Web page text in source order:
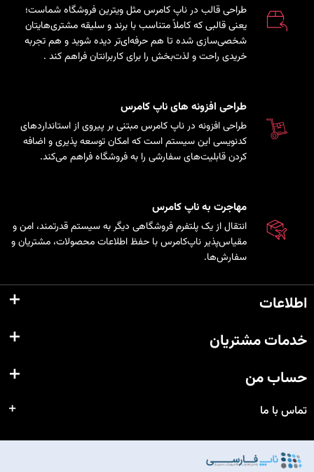
طراحی قالب در ناپ کامرس مثل ویترین فروشگاه شماست؛
یعنی قالبی که کاملاً متناسب با برند و سلیقه مشتری‌هایتان
شخصی‌سازی شده تا هم حرفه‌ای‌تر دیده شوید و هم تجربه
خریدی راحت و لذت‌بخش را برای کاربرانتان فراهم کند .
طراحی افزونه های ناپ کامرس
طراحی افزونه در ناپ کامرس مبتنی بر پیروی از استانداردهای
کدنویسی این سیستم است که امکان توسعه پذیری و اضافه
کردن قابلیت‌های سفارشی را به فروشگاه فراهم می‌کند.
مهاجرت به ناپ کامرس
انتقال از یک پلتفرم فروشگاهی دیگر به سیستم قدرتمند، امن و
مقیاس‌پذیر ناپ‌کامرس با حفظ اطلاعات محصولات، مشتریان و
سفارش‌ها.
اطلاعات
خدمات مشتریان
حساب من
تماس با ما